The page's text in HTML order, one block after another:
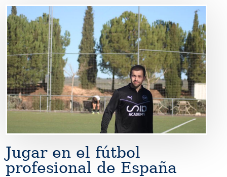
Image
Jugar en el fútbol
profesional de España